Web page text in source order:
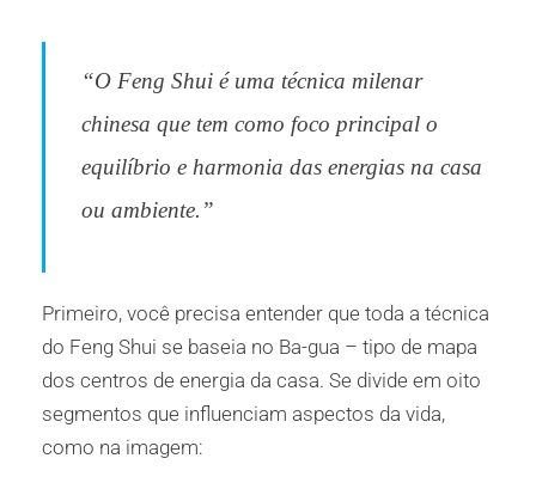
“O Feng Shui é uma técnica milenar
chinesa que tem como foco principal o
equilíbrio e harmonia das energias na casa
ou ambiente.”
Primeiro, você precisa entender que toda a técnica
do Feng Shui se baseia no Ba-gua – tipo de mapa
dos centros de energia da casa. Se divide em oito
segmentos que influenciam aspectos da vida,
como na imagem: